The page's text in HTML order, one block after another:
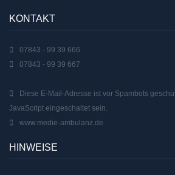
KONTAKT
07843 - 99 39 666
07843 - 99 39 667
Diese E-Mail-Adresse ist vor Spambots
JavaScript eingeschaltet sein.
www.medie-ambulanz.de
HINWEISE